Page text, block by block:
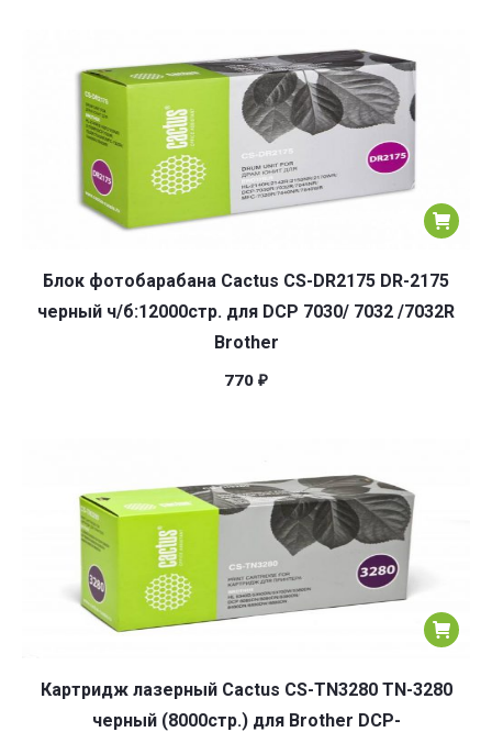
Блок фотобарабана Cactus CS-DR2175 DR-2175
черный ч/б:12000стр. для DCP 7030/ 7032 /7032R
Brother
770 ₽
Картридж лазерный Cactus CS-TN3280 TN-3280
черный (8000стр.) для Brother DCP-